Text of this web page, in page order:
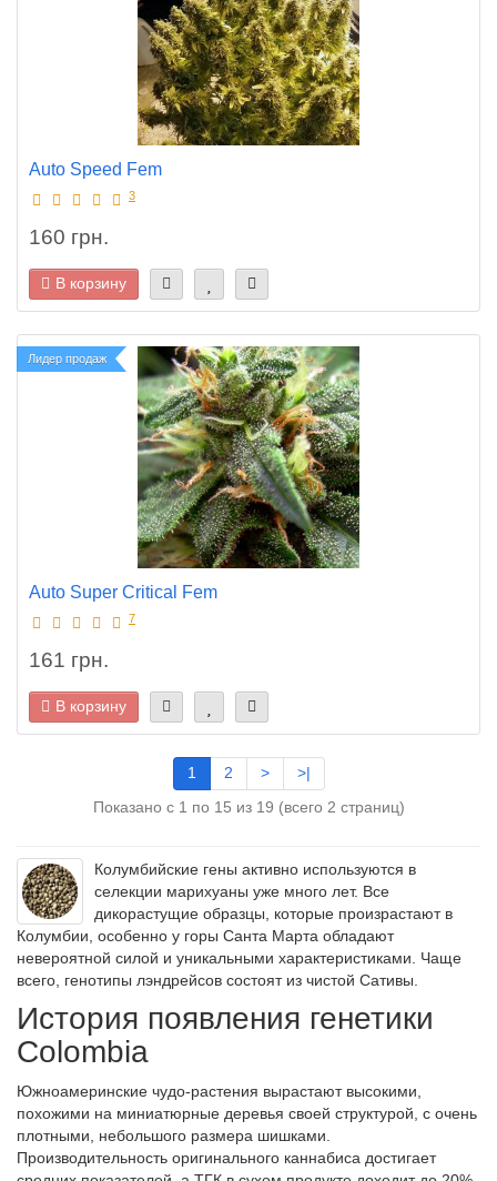
Auto Speed Fem
3
160 грн.
В корзину
Лидер продаж
Auto Super Critical Fem
7
161 грн.
В корзину
1 2 >
>|
Показано с 1 по 15 из 19 (всего 2 страниц)
Колумбийские гены активно используются в
селекции марихуаны уже много лет. Все
дикорастущие образцы, которые произрастают в
Колумбии, особенно у горы Санта Марта обладают
невероятной силой и уникальными характеристиками. Чаще
всего, генотипы лэндрейсов состоят из чистой Сативы.
История появления генетики
Colombia
Южноамеринские чудо-растения вырастают высокими,
похожими на миниатюрные деревья своей структурой, с очень
плотными, небольшого размера шишками.
Производительность оригинального каннабиса достигает